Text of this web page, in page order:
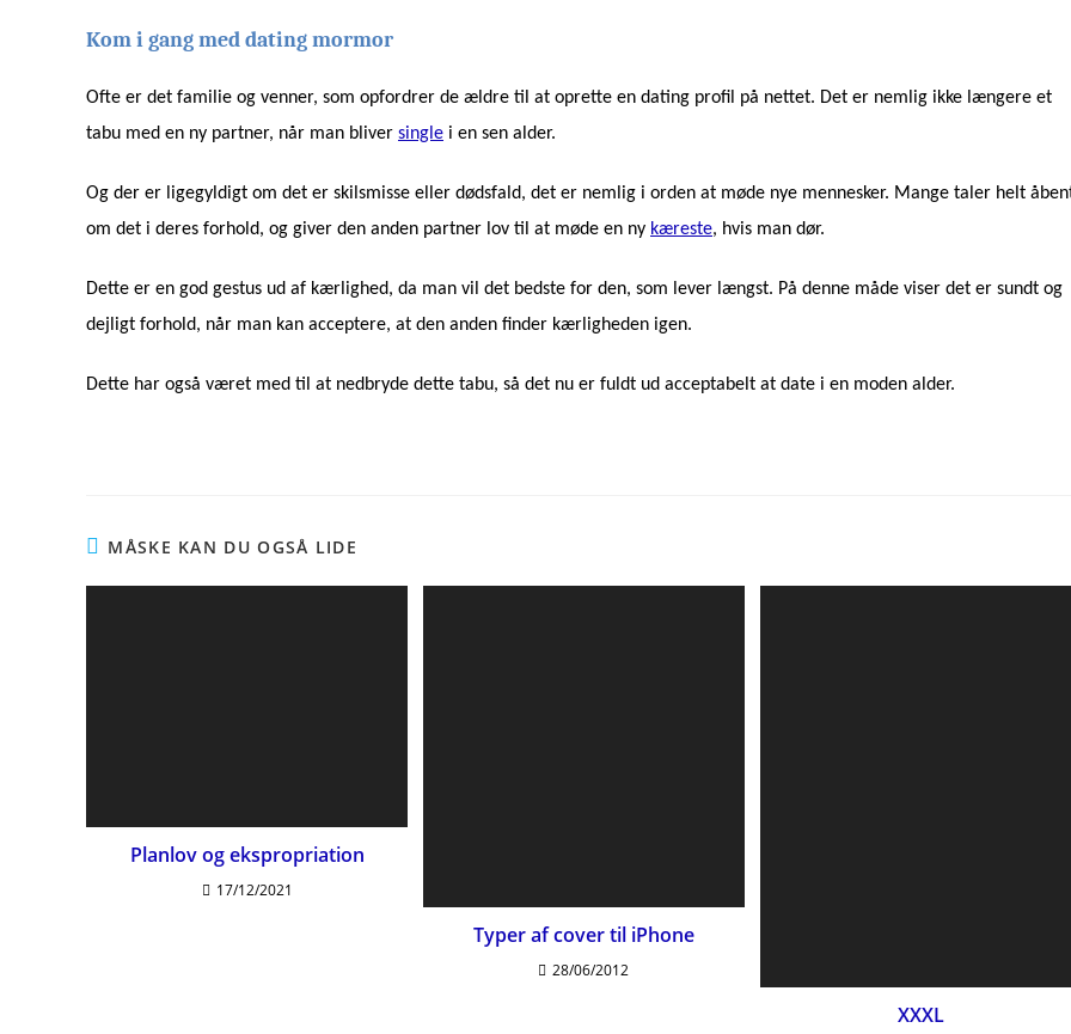
Kom i gang med dating mormor
Ofte er det familie og venner, som opfordrer de ældre til at oprette en dating profil på nettet. Det er nemlig ikke længere et
tabu med en ny partner, når man bliver single i en sen alder.
Og der er ligegyldigt om det er skilsmisse eller dødsfald, det er nemlig i orden at møde nye mennesker. Mange taler helt
om det i deres forhold, og giver den anden partner lov til at møde en ny kæreste, hvis man dør.
Dette er en god gestus ud af kærlighed, da man vil det bedste for den, som lever længst. På denne måde viser det er sundt og
dejligt forhold, når man kan acceptere, at den anden finder kærligheden igen.
Dette har også været med til at nedbryde dette tabu, så det nu er fuldt ud acceptabelt at date i en moden alder.
MÅSKE KAN DU OGSÅ LIDE
Planlov og ekspropriation
17/12/2021
Typer af cover til iPhone
28/06/2012
XXXL